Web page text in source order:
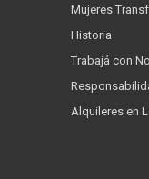
Mujeres
Historia
Trabajá con
Alquileres en